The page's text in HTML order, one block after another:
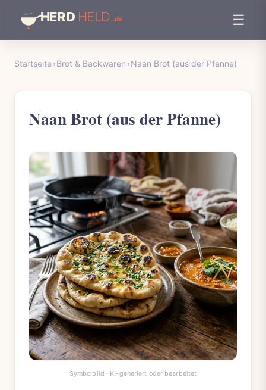
☰
Startseite›Brot & Backwaren ›Naan Brot (aus der Pfanne)
Naan Brot (aus der Pfanne)